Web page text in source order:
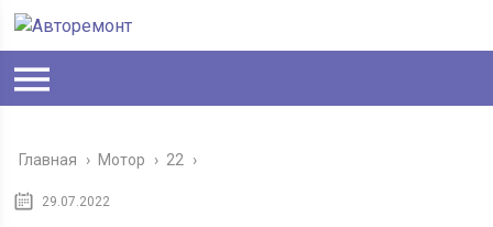
Главная › Мотор › 22 ›
29.07.2022